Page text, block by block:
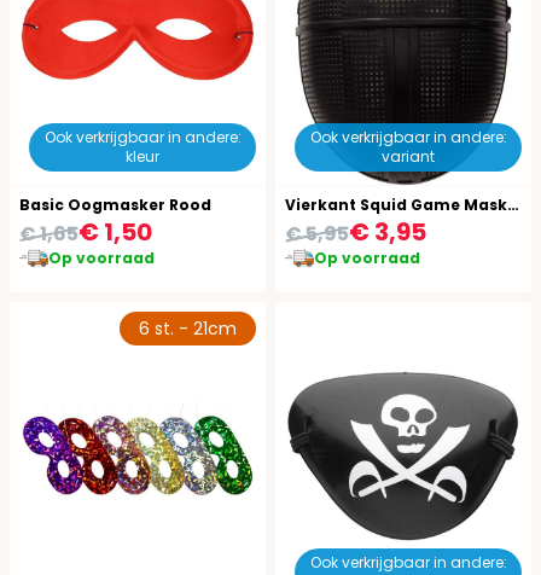
Ook verkrijgbaar in andere:
kleur
Basic Oogmasker Rood
€ 1,50
€ 1,65
Op voorraad
Ook verkrijgbaar in andere:
variant
Vierkant Squid Game Masker
€ 3,95
€ 5,95
Op voorraad
6 st. - 21cm
Ook verkrijgbaar in andere: